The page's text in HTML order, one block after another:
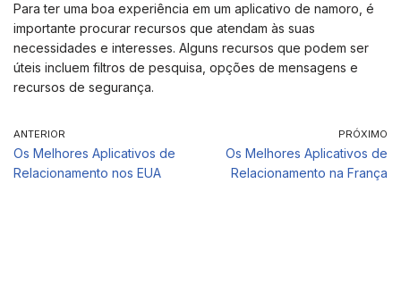
Para ter uma boa experiência em um aplicativo de namoro, é
importante procurar recursos que atendam às suas
necessidades e interesses. Alguns recursos que podem ser
úteis incluem filtros de pesquisa, opções de mensagens e
recursos de segurança.
ANTERIOR
Os Melhores Aplicativos de
Relacionamento nos EUA
PRÓXIMO
Os Melhores Aplicativos de
Relacionamento na França